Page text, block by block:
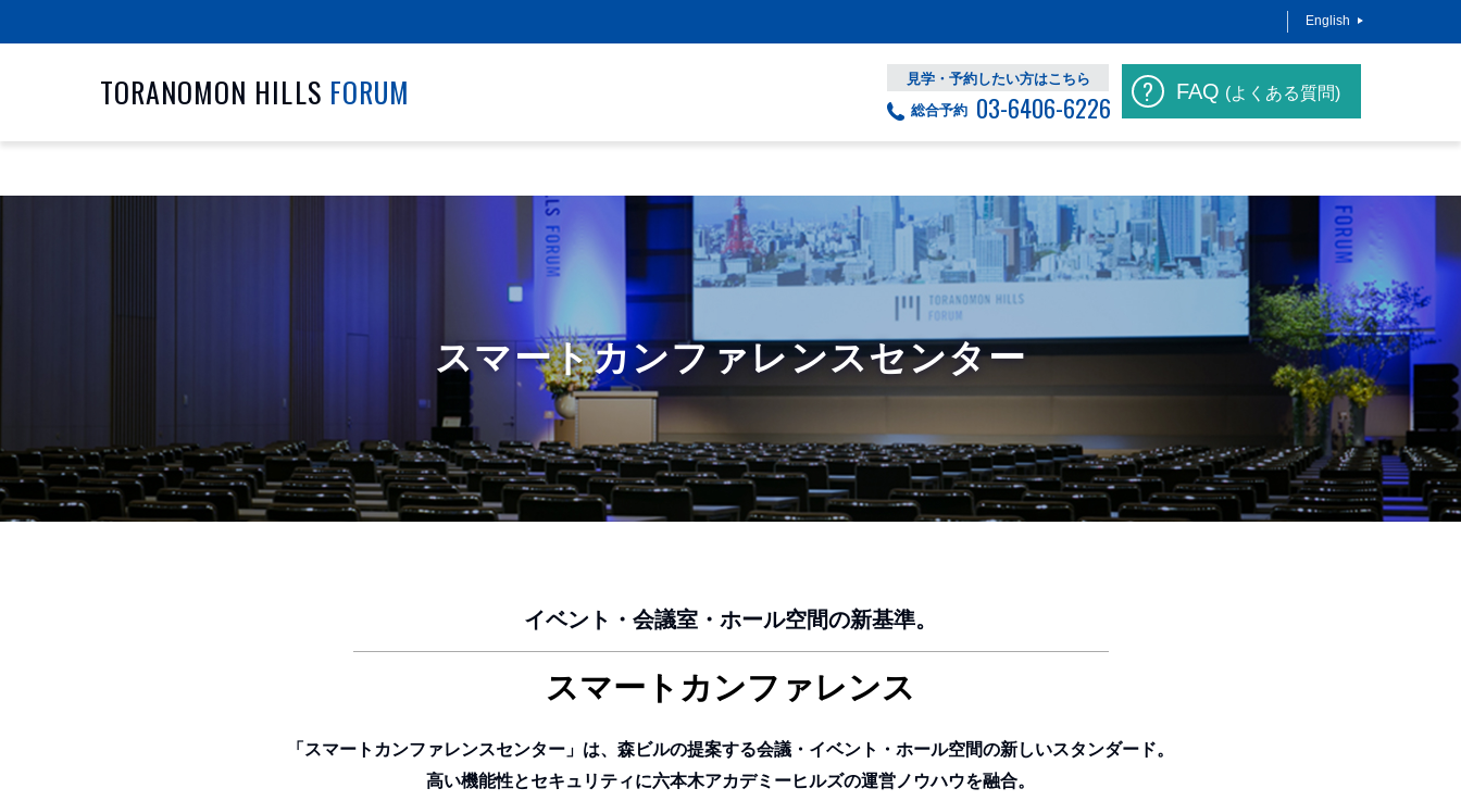
English
TORANOMON HILLS FORUM
見学・予約したい方はこちら
総合予約 03-6406-6226 FAQ (よくある質問)
施設の特徴 会場概要 利用事例 ギャラリー
スマートカンファレンスセンター
イベント・会議室・ホール空間の新基準。
スマートカンファレンス
「スマートカンファレンスセンター」は、森ビルの提案する会議・イベント・ホール空間の新しいスタンダード。
高い機能性とセキュリティに六本木アカデミーヒルズの運営ノウハウを融合。